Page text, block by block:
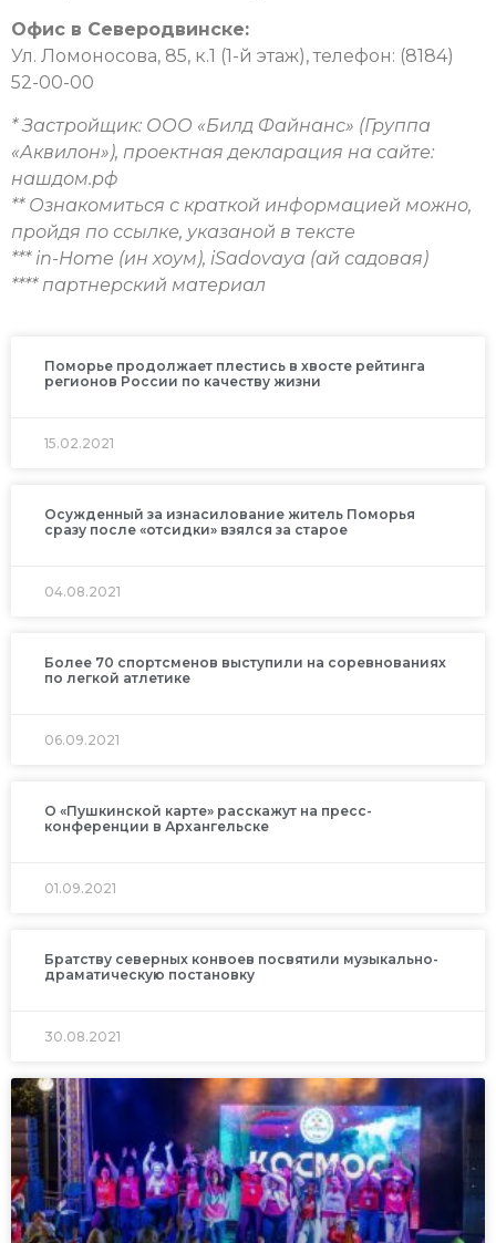
Офис в Северодвинске:
Ул. Ломоносова, 85, к.1 (1-й этаж), телефон: (8184)
52-00-00
* Застройщик: ООО «Билд Файнанс» (Группа
«Аквилон»), проектная декларация на сайте:
нашдом.рф
** Ознакомиться с краткой информацией можно,
пройдя по ссылке, указаной в тексте
*** in-Home (ин хоум), iSadovaya (ай садовая)
**** партнерский материал
Поморье продолжает плестись в хвосте рейтинга
регионов России по качеству жизни
15.02.2021
Осужденный за изнасилование житель Поморья
сразу после «отсидки» взялся за старое
04.08.2021
Более 70 спортсменов выступили на соревнованиях
по легкой атлетике
06.09.2021
О «Пушкинской карте» расскажут на пресс-
конференции в Архангельске
01.09.2021
Братству северных конвоев посвятили музыкально-
драматическую постановку
30.08.2021